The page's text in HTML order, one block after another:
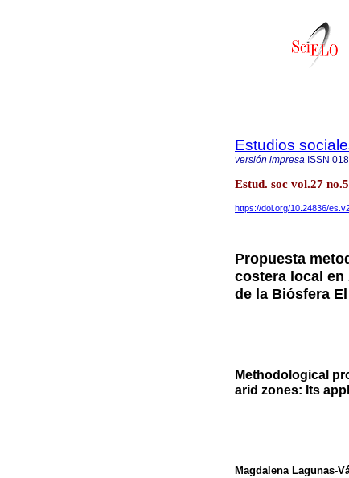
Estudios
versión impresa ISSN
Estud. soc vol.27
https://doi.org/10.24836/
Propuesta
costera local en
de la Biósfera
Methodological
arid zones: Its
Magdalena Lagunas-